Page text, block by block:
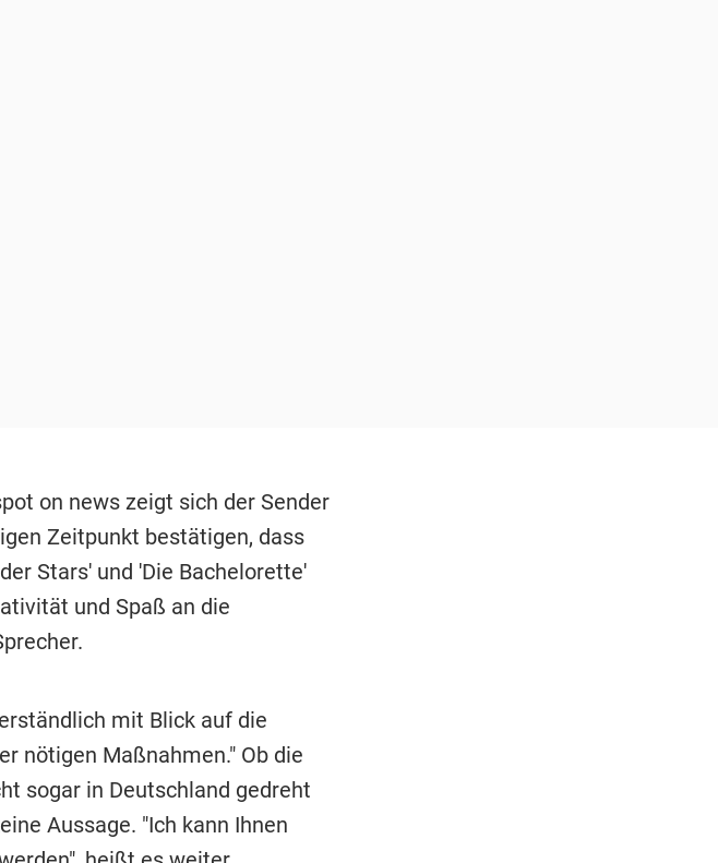
on news zeigt sich der Sender
Zeitpunkt bestätigen, dass
Stars' und 'Die Bachelorette'
und Spaß an die
mit Blick auf die
nötigen Maßnahmen." Ob die
sogar in Deutschland gedreht
Aussage. "Ich kann Ihnen